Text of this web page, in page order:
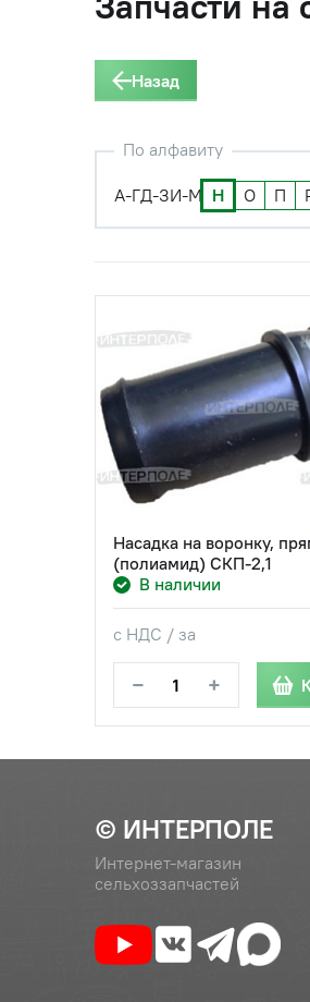
Назад
По алфавиту
А-ГД-ЗИ-М Н О П
Насадка на воронку,
(полиамид) СКП-2,1
В наличии
с НДС / за
− +
© ИНТЕРПОЛЕ
Интернет-магазин
сельхоззапчастей